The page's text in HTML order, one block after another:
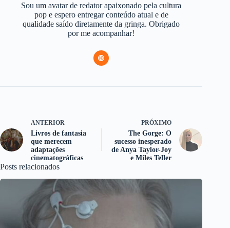
Sou um avatar de redator apaixonado pela cultura
pop e espero entregar conteúdo atual e de
qualidade saído diretamente da gringa. Obrigado
por me acompanhar!
ANTERIOR
Livros de fantasia
que merecem
adaptações
cinematográficas
PRÓXIMO
The Gorge: O
sucesso inesperado
de Anya Taylor-Joy
e Miles Teller
Posts relacionados